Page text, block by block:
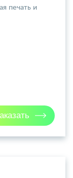
печать и